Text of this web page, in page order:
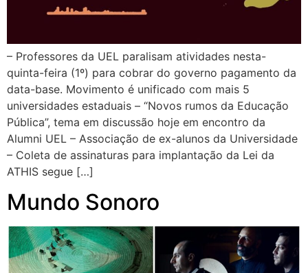
– Professores da UEL paralisam atividades nesta-
quinta-feira (1º) para cobrar do governo pagamento da
data-base. Movimento é unificado com mais 5
universidades estaduais – “Novos rumos da Educação
Pública”, tema em discussão hoje em encontro da
Alumni UEL – Associação de ex-alunos da Universidade
– Coleta de assinaturas para implantação da Lei da
ATHIS segue […]
Mundo Sonoro